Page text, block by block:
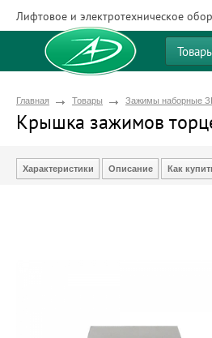
Лифтовое и электротехническое
Главная Товары Зажимы наборные
Крышка зажимов
Характеристики Описание Как